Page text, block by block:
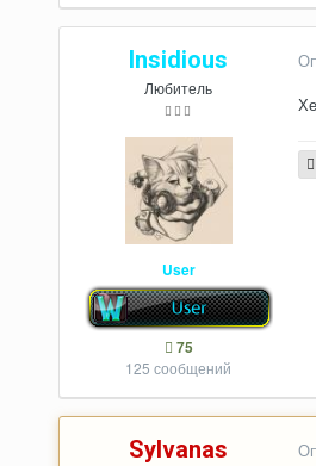
Insidious
Любитель
User
75
125 сообщений
Sylvanas